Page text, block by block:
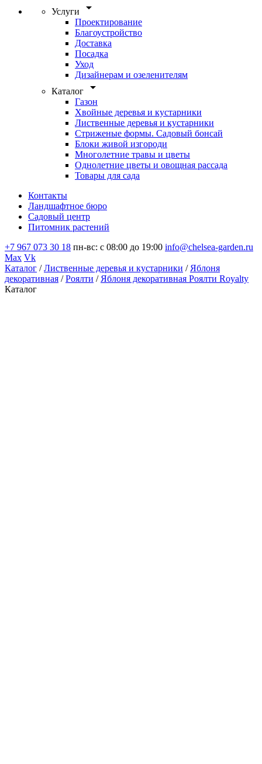
Услуги arrow_drop_down
Проектирование
Благоустройство
Доставка
Посадка
Уход
Дизайнерам и озеленителям
Каталог
arrow_drop_down
Газон
Хвойные деревья и кустарники
Лиственные деревья и кустарники
Стриженые формы. Садовый бонсай
Блоки живой изгороди
Многолетние травы и цветы
Однолетние цветы и овощная рассада
Товары для сада
Контакты
Ландшафтное бюро
Садовый центр
Питомник растений
+7 967 073 30 18 пн-вс: с 08:00 до 19:00 info@chelsea-garden.ru
Max Vk
Каталог /Лиственные деревья и кустарники / Яблоня
декоративная /Роялти / Яблоня декоративная Роялти Royalty
Каталог